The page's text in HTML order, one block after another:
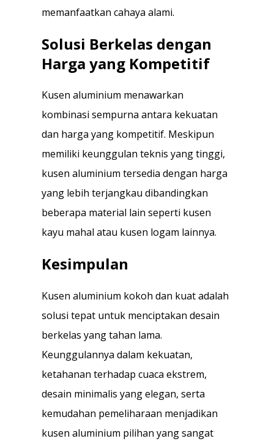
memanfaatkan cahaya alami.
Solusi Berkelas dengan
Harga yang Kompetitif
Kusen aluminium menawarkan
kombinasi sempurna antara kekuatan
dan harga yang kompetitif. Meskipun
memiliki keunggulan teknis yang tinggi,
kusen aluminium tersedia dengan harga
yang lebih terjangkau dibandingkan
beberapa material lain seperti kusen
kayu mahal atau kusen logam lainnya.
Kesimpulan
Kusen aluminium kokoh dan kuat adalah
solusi tepat untuk menciptakan desain
berkelas yang tahan lama.
Keunggulannya dalam kekuatan,
ketahanan terhadap cuaca ekstrem,
desain minimalis yang elegan, serta
kemudahan pemeliharaan menjadikan
kusen aluminium pilihan yang sangat